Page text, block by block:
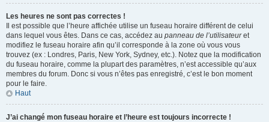
Les heures ne sont pas correctes !
Il est possible que l’heure affichée utilise un fuseau horaire différent de celui
dans lequel vous êtes. Dans ce cas, accédez au panneau de l’utilisateuret
modifiez le fuseau horaire afin qu’il corresponde à la zone où vous vous
trouvez (ex : Londres, Paris, New York, Sydney, etc.). Notez que la modification
du fuseau horaire, comme la plupart des paramètres, n’est accessible qu’aux
membres du forum. Donc si vous n’êtes pas enregistré, c’est le bon moment
pour le faire.
Haut
J’ai changé mon fuseau horaire et l’heure est toujours incorrecte !